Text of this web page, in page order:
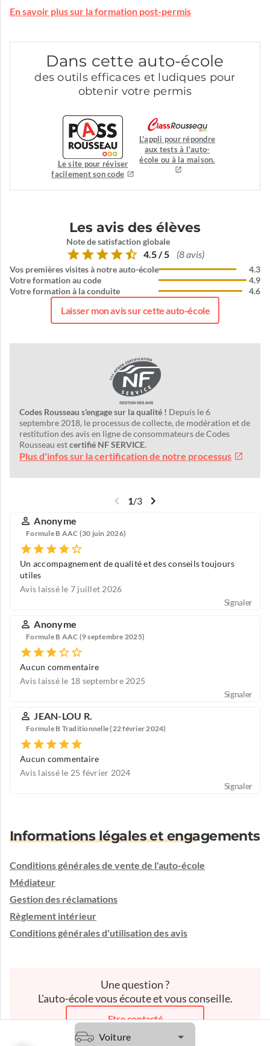
En savoir plus sur la formation post-permis
Dans cette auto-école
des outils efficaces et ludiques pour
obtenir votre permis
Le site pour réviser
facilement son code
L'appli pour répondre
aux tests à l'auto-
école ou à la maison.
Les avis des élèves
Note de satisfaction globale
4.5 / 5 (8 avis)
Vos premières visites à notre auto-école
Votre formation au code
Votre formation à la conduite
4.3
4.9
4.6
Laisser mon avis sur cette auto-école
Codes Rousseau s'engage sur la qualité ! Depuis le 6
septembre 2018, le processus de collecte, de modération et de
restitution des avis en ligne de consommateurs de Codes
Rousseau estcertifié NF SERVICE.
Plus d'infos sur la certification de notre processus
1/3
Anonyme
Formule B AAC (30 juin 2026)
Un accompagnement de qualité et des conseils toujours
utiles
Avis laissé le 7 juillet 2026
Signaler
Anonyme
Formule B AAC (9 septembre 2025)
Aucun commentaire
Avis laissé le 18 septembre 2025
Signaler
JEAN-LOU R.
Formule B Traditionnelle (22 février 2024)
Aucun commentaire
Avis laissé le 25 février 2024
Signaler
Informations légales et engagements
Conditions générales de vente de l'auto-école
Médiateur
Gestion des réclamations
Règlement intérieur
Conditions générales d'utilisation des avis
Une question ?
L'auto-école vous écoute et vous conseille.
Etre contacté
Voiture